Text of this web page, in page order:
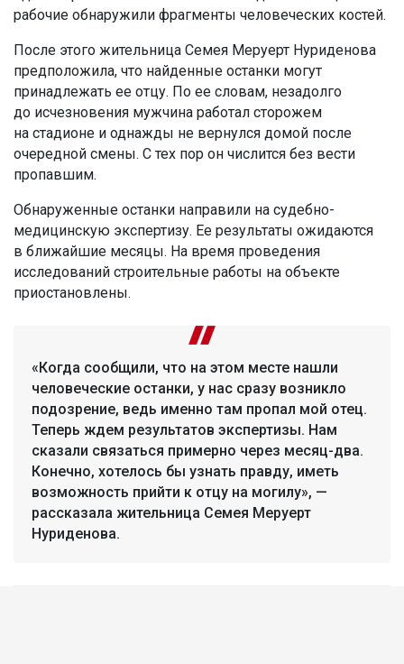
рабочие обнаружили фрагменты человеческих костей.
После этого жительница Семея Меруерт Нуриденова
предположила, что найденные останки могут
принадлежать ее отцу. По ее словам, незадолго
до исчезновения мужчина работал сторожем
на стадионе и однажды не вернулся домой после
очередной смены. С тех пор он числится без вести
пропавшим.
Обнаруженные останки направили на судебно-
медицинскую экспертизу. Ее результаты ожидаются
в ближайшие месяцы. На время проведения
исследований строительные работы на объекте
приостановлены.
«Когда сообщили, что на этом месте нашли
человеческие останки, у нас сразу возникло
подозрение, ведь именно там пропал мой отец.
Теперь ждем результатов экспертизы. Нам
сказали связаться примерно через месяц-два.
Конечно, хотелось бы узнать правду, иметь
возможность прийти к отцу на могилу», —
рассказала жительница Семея Меруерт
Нуриденова.